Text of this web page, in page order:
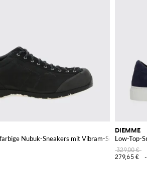
Nubuk-Sneakers mit Vibram-Sohle
DIEMME
Low-Top-
329,00 €
279,65 €